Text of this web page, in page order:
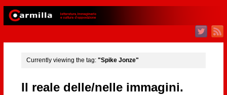
Currently viewing the tag: "Spike Jonze"
Il reale delle/nelle immagini.